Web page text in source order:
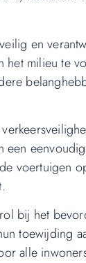
en
het milieu te
voertuigen
bij het
toewijding
alle